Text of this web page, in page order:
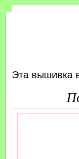
Эта вышивка